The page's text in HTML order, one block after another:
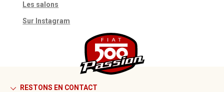
Les salons
Sur Instagram
RESTONS EN CONTACT